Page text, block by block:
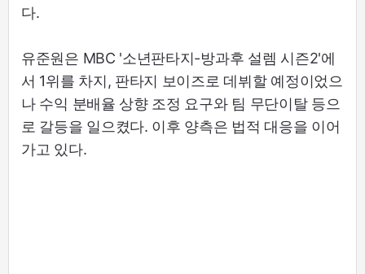
다.
유준원은 MBC '소년판타지-방과후 설렘 시즌2'에
서 1위를 차지, 판타지 보이즈로 데뷔할 예정이었으
나 수익 분배율 상향 조정 요구와 팀 무단이탈 등으
로 갈등을 일으켰다. 이후 양측은 법적 대응을 이어
가고 있다.